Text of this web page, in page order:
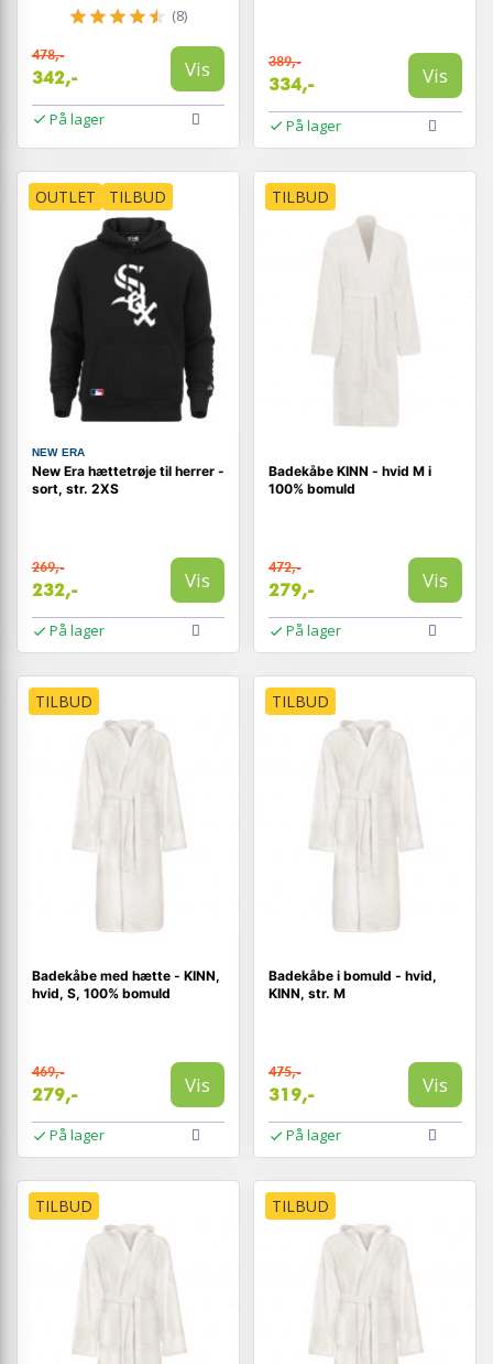
(8)
478,-
342,- Vis
På lager
389,-
334,- Vis
På lager
OUTLET TILBUD
NEW ERA
New Era hættetrøje til herrer -
sort, str. 2XS
269,-
232,- Vis
På lager
TILBUD
Badekåbe KINN - hvid M i
100% bomuld
472,-
279,- Vis
På lager
TILBUD
Badekåbe med hætte - KINN,
hvid, S, 100% bomuld
469,-
279,- Vis
På lager
TILBUD
Badekåbe i bomuld - hvid,
KINN, str. M
475,-
319,- Vis
På lager
TILBUD TILBUD